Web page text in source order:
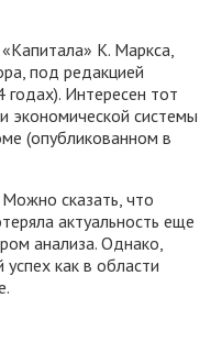
К. Маркса,
под редакцией
Интересен тот
экономической системы
(опубликованном в
сказать, что
актуальность еще
анализа. Однако,
как в области